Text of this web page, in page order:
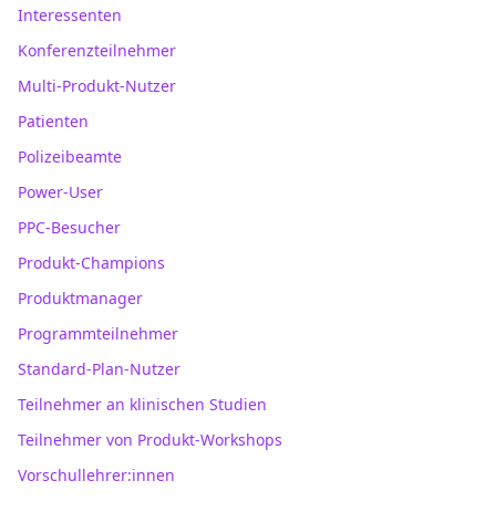
Interessenten
Konferenzteilnehmer
Multi-Produkt-Nutzer
Patienten
Polizeibeamte
Power-User
PPC-Besucher
Produkt-Champions
Produktmanager
Programmteilnehmer
Standard-Plan-Nutzer
Teilnehmer an klinischen Studien
Teilnehmer von Produkt-Workshops
Vorschullehrer:innen